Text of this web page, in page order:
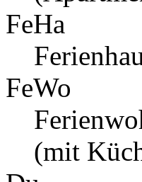
FeHa
FeWo
(mit